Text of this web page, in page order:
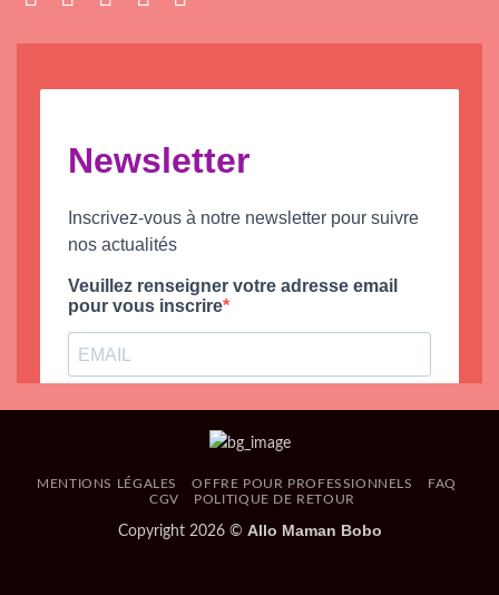
MENTIONS LÉGALES OFFRE POUR PROFESSIONNELS
FAQ
CGV
POLITIQUE DE RETOUR
Copyright 2026 © Allo Maman Bobo